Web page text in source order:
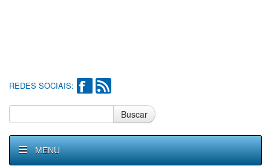
REDES SOCIAIS:
Buscar
MENU